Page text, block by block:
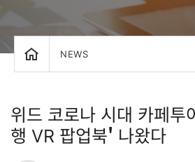
NEWS
위드 코로나 시대 카페투
행 VR 팝업북' 나왔다